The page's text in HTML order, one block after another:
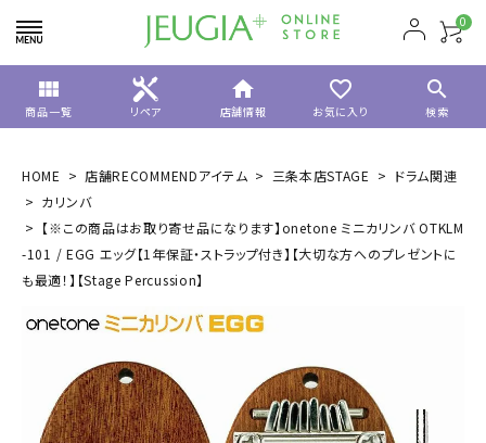
0
view_module
商品一覧 リペア
home
店舗情報
favorite_border
お気に入り
search
検索
HOME 店舗RECOMMENDアイテム 三条本店STAGE
ドラム関連
カリンバ
【※この商品はお取り寄せ品になります】onetone ミニカリンバ OTKLM
-101 / EGG エッグ【1年保証・ストラップ付き】【大切な方へのプレゼントに
も最適！】【Stage Percussion】